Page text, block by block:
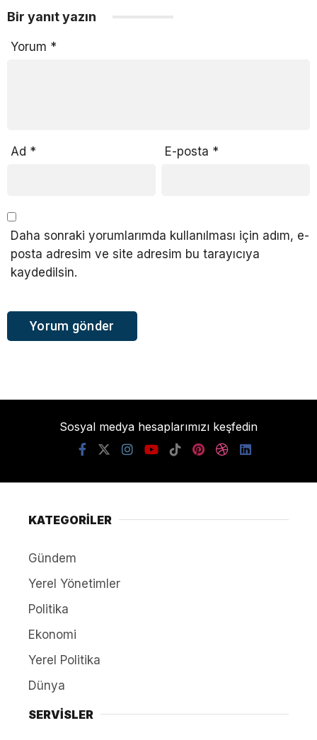
Bir yanıt yazın
Yorum *
Ad * E-posta *
Daha sonraki yorumlarımda kullanılması için adım, e-
posta adresim ve site adresim bu tarayıcıya
kaydedilsin.
Sosyal medya hesaplarımızı keşfedin
KATEGORİLER
Gündem
Yerel Yönetimler
Politika
Ekonomi
Yerel Politika
Dünya
SERVİSLER